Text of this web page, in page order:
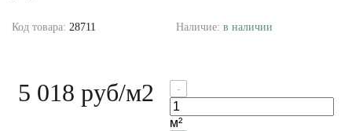
Код товара: 28711 Наличие: в наличии
5 018 руб/м2 -
м²